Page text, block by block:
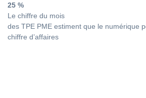
25 %
Le chiffre du mois
des TPE PME estiment que le numérique
chiffre d’affaires